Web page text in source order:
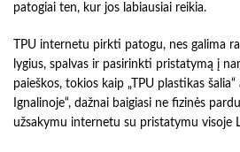
patogiai ten, kur jos labiausiai reikia.
TPU internetu pirkti patogu, nes galima
lygius, spalvas ir pasirinkti pristatymą į
paieškos, tokios kaip „TPU plastikas šalia“
Ignalinoje“, dažnai baigiasi ne fizinės
užsakymu internetu su pristatymu visoje